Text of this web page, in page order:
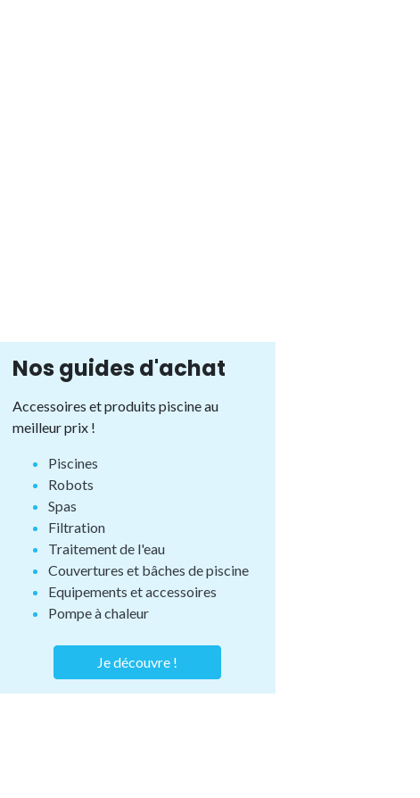
Nos guides d'achat
Accessoires et produits piscine au
meilleur prix !
Piscines
Robots
Spas
Filtration
Traitement de l'eau
Couvertures et bâches de piscine
Equipements et accessoires
Pompe à chaleur
Je découvre !